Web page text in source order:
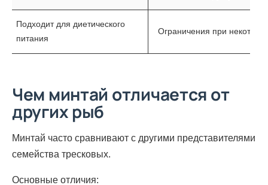
Подходит для диетического
питания
Ограничения при
Чем минтай отличается от
других рыб
Минтай часто сравнивают с другими представителями
семейства тресковых.
Основные отличия: